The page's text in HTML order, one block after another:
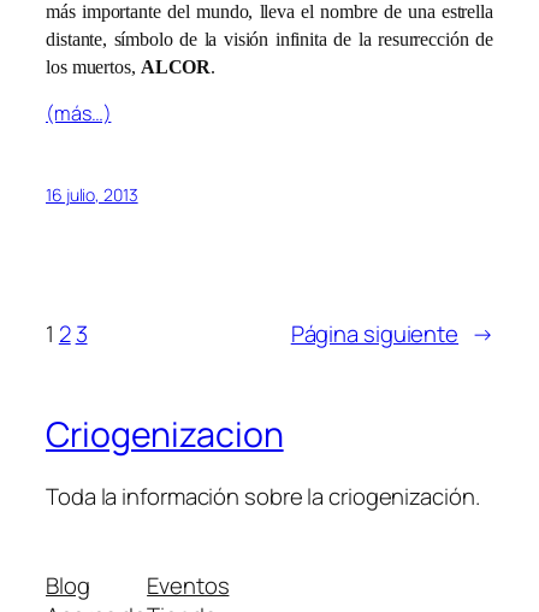
más importante del mundo, lleva el nombre de una estrella
distante, símbolo de la visión infinita de la resurrección de
los muertos, ALCOR.
(más…)
16 julio, 2013
1 2 3 Página siguiente →
Criogenizacion
Toda la información sobre la criogenización.
Blog
Eventos